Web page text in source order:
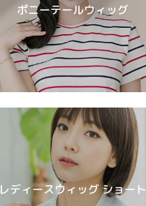
ポニーテールウィッグ
レディースウィッグ ショート